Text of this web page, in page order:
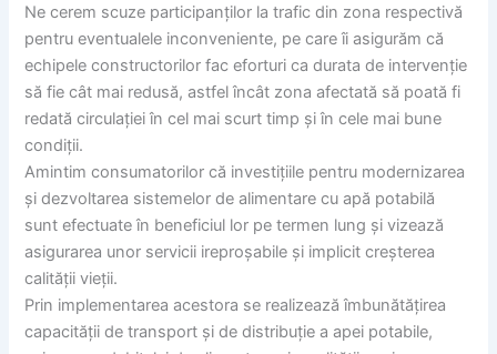
Ne cerem scuze participanților la trafic din zona respectivă
pentru eventualele inconveniente, pe care îi asigurăm că
echipele constructorilor fac eforturi ca durata de intervenție
să fie cât mai redusă, astfel încât zona afectată să poată fi
redată circulației în cel mai scurt timp și în cele mai bune
condiții.
Amintim consumatorilor că investițiile pentru modernizarea
și dezvoltarea sistemelor de alimentare cu apă potabilă
sunt efectuate în beneficiul lor pe termen lung și vizează
asigurarea unor servicii ireproșabile și implicit creșterea
calității vieții.
Prin implementarea acestora se realizează îmbunătățirea
capacității de transport și de distribuție a apei potabile,